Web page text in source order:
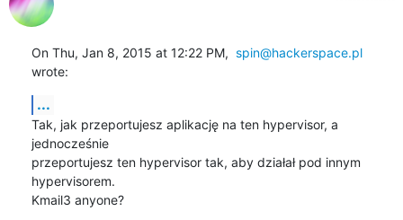
On Thu, Jan 8, 2015 at 12:22 PM, spin@hackerspace.pl
wrote:
...
Tak, jak przeportujesz aplikację na ten hypervisor, a
jednocześnie
przeportujesz ten hypervisor tak, aby działał pod innym
hypervisorem.
Kmail3 anyone?